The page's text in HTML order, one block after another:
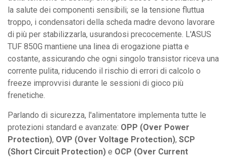
la salute dei componenti sensibili; se la tensione fluttua
troppo, i condensatori della scheda madre devono lavorare
di più per stabilizzarla, usurandosi precocemente. L'ASUS
TUF 850G mantiene una linea di erogazione piatta e
costante, assicurando che ogni singolo transistor riceva una
corrente pulita, riducendo il rischio di errori di calcolo o
freeze improvvisi durante le sessioni di gioco più
frenetiche.
Parlando di sicurezza, l'alimentatore implementa tutte le
protezioni standard e avanzate: OPP (Over Power
Protection), OVP (Over Voltage Protection), SCP
(Short Circuit Protection) e OCP (Over Current